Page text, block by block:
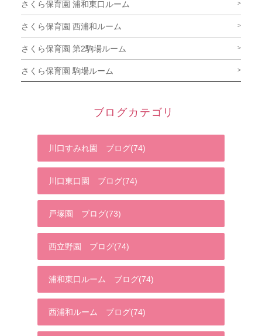
さくら保育園 浦和東口ルーム
さくら保育園 西浦和ルーム
さくら保育園 第2駒場ルーム
さくら保育園 駒場ルーム
ブログカテゴリ
川口すみれ園 ブログ(74)
川口東口園 ブログ(74)
戸塚園 ブログ(73)
西立野園 ブログ(74)
浦和東口ルーム ブログ(74)
西浦和ルーム ブログ(74)